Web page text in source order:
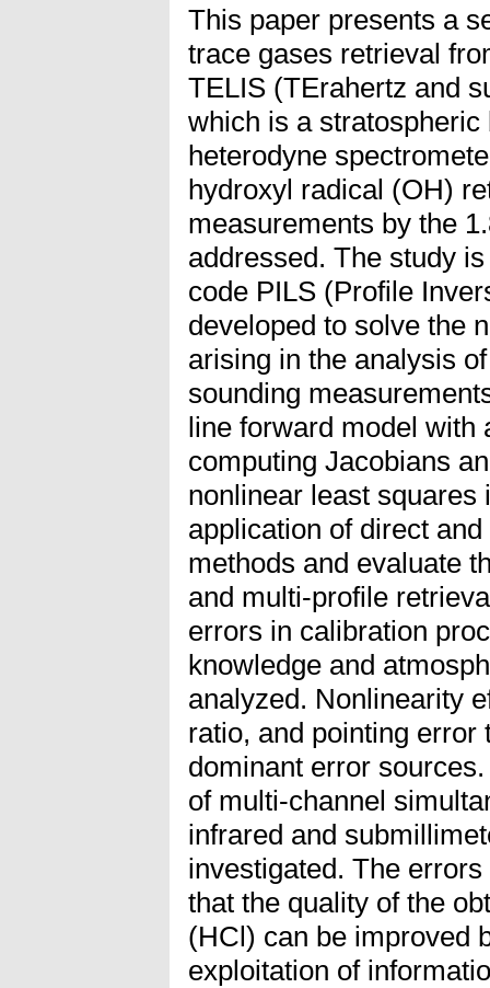
This paper presents a
trace gases retrieval
TELIS (TErahertz and
which is a
heterodyne
hydroxyl radical (OH)
measurements by the
addressed. The study
code PILS (Profile
developed to solve the
arising in the analysis
sounding
line forward model with
computing Jacobians
nonlinear least
application of direct
methods and evaluate
and multi-profile
errors in calibration
knowledge and
analyzed. Nonlinearity
ratio, and pointing error
dominant error
of multi-channel
infrared and
investigated. The
that the quality of the
(HCl) can be improved
exploitation of